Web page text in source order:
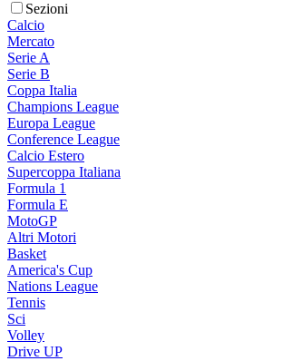
Sezioni
Calcio
Mercato
Serie A
Serie B
Coppa Italia
Champions League
Europa League
Conference League
Calcio Estero
Supercoppa Italiana
Formula 1
Formula E
MotoGP
Altri Motori
Basket
America's Cup
Nations League
Tennis
Sci
Volley
Drive UP